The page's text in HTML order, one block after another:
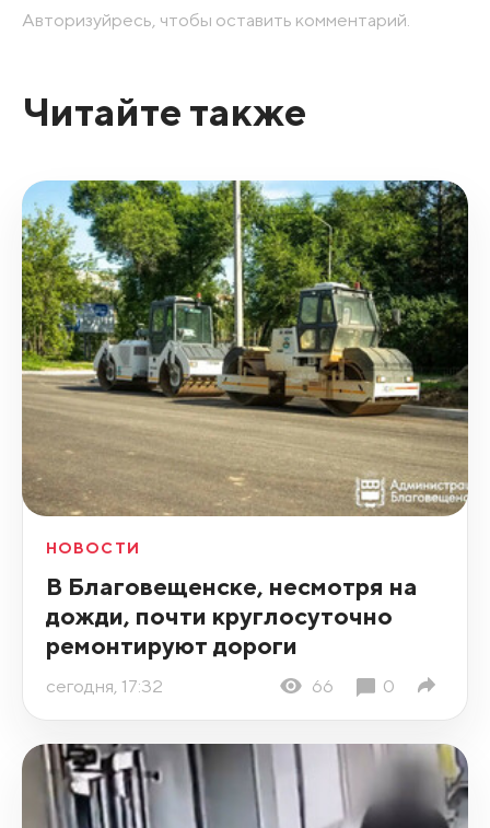
Авторизуйресь, чтобы оставить комментарий.
Читайте также
НОВОСТИ
В Благовещенске, несмотря на
дожди, почти круглосуточно
ремонтируют дороги
сегодня, 17:32 66 0